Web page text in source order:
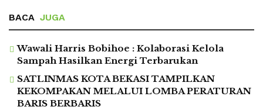
BACA JUGA
Wawali Harris Bobihoe : Kolaborasi Kelola
Sampah Hasilkan Energi Terbarukan
SATLINMAS KOTA BEKASI TAMPILKAN
KEKOMPAKAN MELALUI LOMBA PERATURAN
BARIS BERBARIS